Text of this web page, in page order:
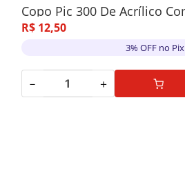
R$ 12,50
3% OFF no Pix
－ ＋